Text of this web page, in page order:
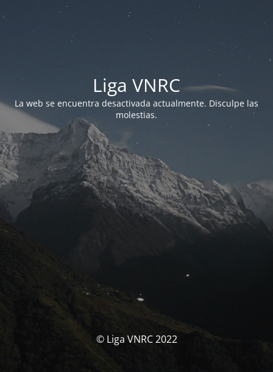
Liga VNRC
La web se encuentra desactivada actualmente. Disculpe las
molestias.
© Liga VNRC 2022